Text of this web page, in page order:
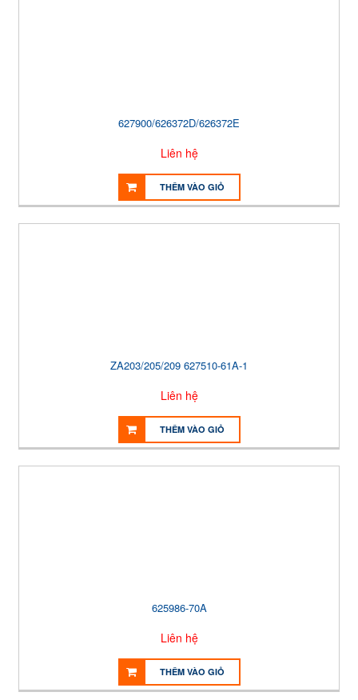
627900/626372D/626372E
Liên hệ
THÊM VÀO GIỎ
ZA203/205/209 627510-61A-1
Liên hệ
THÊM VÀO GIỎ
625986-70A
Liên hệ
THÊM VÀO GIỎ